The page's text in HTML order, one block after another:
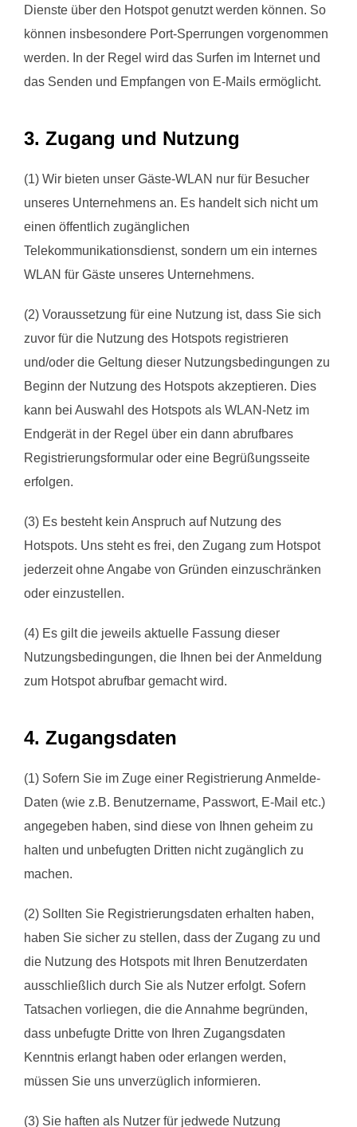
Dienste über den Hotspot genutzt werden können. So
können insbesondere Port-Sperrungen vorgenommen
werden. In der Regel wird das Surfen im Internet und
das Senden und Empfangen von E-Mails ermöglicht.
3. Zugang und Nutzung
(1) Wir bieten unser Gäste-WLAN nur für Besucher
unseres Unternehmens an. Es handelt sich nicht um
einen öffentlich zugänglichen
Telekommunikationsdienst, sondern um ein internes
WLAN für Gäste unseres Unternehmens.
(2) Voraussetzung für eine Nutzung ist, dass Sie sich
zuvor für die Nutzung des Hotspots registrieren
und/oder die Geltung dieser Nutzungsbedingungen zu
Beginn der Nutzung des Hotspots akzeptieren. Dies
kann bei Auswahl des Hotspots als WLAN-Netz im
Endgerät in der Regel über ein dann abrufbares
Registrierungsformular oder eine Begrüßungsseite
erfolgen.
(3) Es besteht kein Anspruch auf Nutzung des
Hotspots. Uns steht es frei, den Zugang zum Hotspot
jederzeit ohne Angabe von Gründen einzuschränken
oder einzustellen.
(4) Es gilt die jeweils aktuelle Fassung dieser
Nutzungsbedingungen, die Ihnen bei der Anmeldung
zum Hotspot abrufbar gemacht wird.
4. Zugangsdaten
(1) Sofern Sie im Zuge einer Registrierung Anmelde-
Daten (wie z.B. Benutzername, Passwort, E-Mail etc.)
angegeben haben, sind diese von Ihnen geheim zu
halten und unbefugten Dritten nicht zugänglich zu
machen.
(2) Sollten Sie Registrierungsdaten erhalten haben,
haben Sie sicher zu stellen, dass der Zugang zu und
die Nutzung des Hotspots mit Ihren Benutzerdaten
ausschließlich durch Sie als Nutzer erfolgt. Sofern
Tatsachen vorliegen, die die Annahme begründen,
dass unbefugte Dritte von Ihren Zugangsdaten
Kenntnis erlangt haben oder erlangen werden,
müssen Sie uns unverzüglich informieren.
(3) Sie haften als Nutzer für jedwede Nutzung